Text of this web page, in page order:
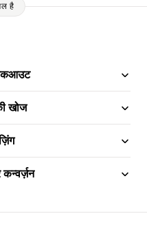
है
खोज
कन्वर्ज़न